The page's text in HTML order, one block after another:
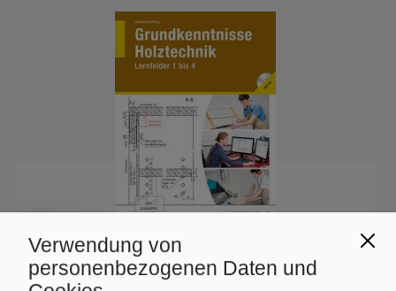
Verwendung von
personenbezogenen Daten und